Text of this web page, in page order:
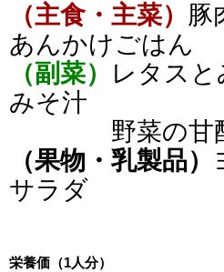
（主食・主菜） 豚
あんかけごはん
（副菜）
レタス
みそ汁
野菜の甘酢
（果物・乳製品）
サラダ
栄養価（1人分）